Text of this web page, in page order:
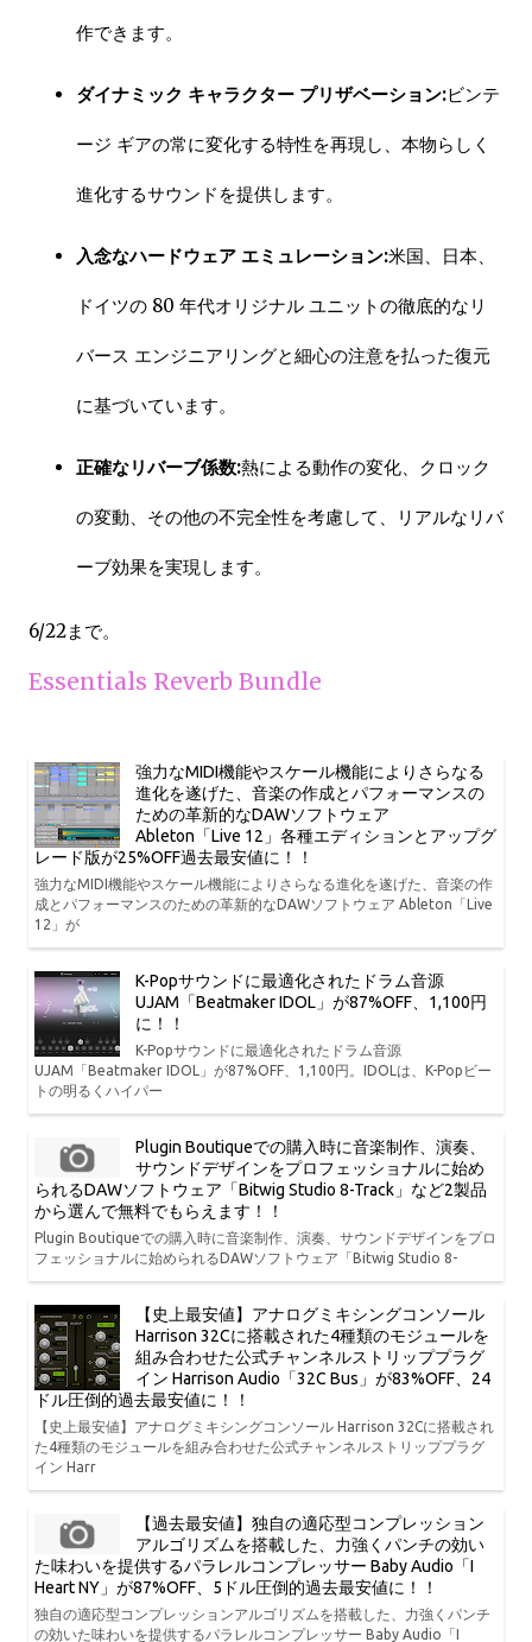
作できます。
ダイナミック キャラクター プリザベーション:ビンテ
ージ ギアの常に変化する特性を再現し、本物らしく
進化するサウンドを提供します。
入念なハードウェア エミュレーション:米国、日本、
ドイツの 80 年代オリジナル ユニットの徹底的なリ
バース エンジニアリングと細心の注意を払った復元
に基づいています。
正確なリバーブ係数:熱による動作の変化、クロック
の変動、その他の不完全性を考慮して、リアルなリバ
ーブ効果を実現します。
6/22まで。
Essentials Reverb Bundle
強力なMIDI機能やスケール機能によりさらなる
進化を遂げた、音楽の作成とパフォーマンスの
ための革新的なDAWソフトウェア
Ableton「Live 12」各種エディションとアップグ
レード版が25%OFF過去最安値に！！
強力なMIDI機能やスケール機能によりさらなる進化を遂げた、音楽の作
成とパフォーマンスのための革新的なDAWソフトウェア Ableton「Live
12」が
K-Popサウンドに最適化されたドラム音源
UJAM「Beatmaker IDOL」が87%OFF、1,100円
に！！
K-Popサウンドに最適化されたドラム音源
UJAM「Beatmaker IDOL」が87%OFF、1,100円。IDOLは、K-Popビー
トの明るくハイパー
Plugin Boutiqueでの購入時に音楽制作、演奏、
サウンドデザインをプロフェッショナルに始め
られるDAWソフトウェア「Bitwig Studio 8-Track」など2製品
から選んで無料でもらえます！！
Plugin Boutiqueでの購入時に音楽制作、演奏、サウンドデザインをプロ
フェッショナルに始められるDAWソフトウェア「Bitwig Studio 8-
【史上最安値】アナログミキシングコンソール
Harrison 32Cに搭載された4種類のモジュールを
組み合わせた公式チャンネルストリッププラグ
イン Harrison Audio「32C Bus」が83%OFF、24
ドル圧倒的過去最安値に！！
【史上最安値】アナログミキシングコンソール Harrison 32Cに搭載され
た4種類のモジュールを組み合わせた公式チャンネルストリッププラグ
イン Harr
【過去最安値】独自の適応型コンプレッション
アルゴリズムを搭載した、力強くパンチの効い
た味わいを提供するパラレルコンプレッサー Baby Audio「I
Heart NY」が87%OFF、5ドル圧倒的過去最安値に！！
独自の適応型コンプレッションアルゴリズムを搭載した、力強くパンチ
の効いた味わいを提供するパラレルコンプレッサー Baby Audio「I